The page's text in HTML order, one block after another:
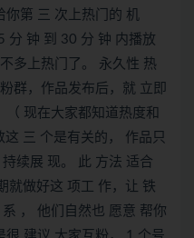
你第 三 次上热门的 机
分 钟 到 30 分 钟 内播放
多上热门了。 永久性 热
群，作品发布后，就 立即
现在大家都知道热度和
三 个是有关的， 作品只
续展 现。 此 方法 适合
就做好这 项工 作，让 铁
， 他们自然也 愿意 帮你